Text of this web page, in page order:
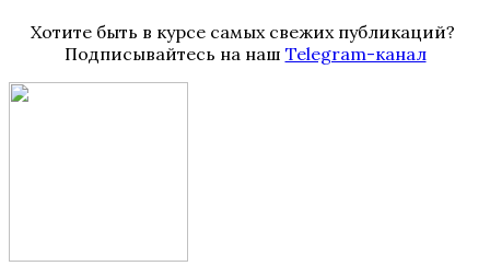
Хотите быть в курсе самых свежих публикаций?
Подписывайтесь на наш Telegram-канал